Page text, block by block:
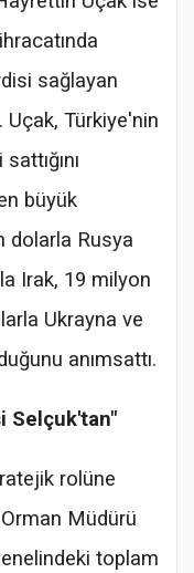
sağlayan
Uçak, Türkiye'nin
büyük
dolarla Rusya
Irak, 19 milyon
Ukrayna ve
anımsattı.
Selçuk'tan"
rolüne
Müdürü
toplam